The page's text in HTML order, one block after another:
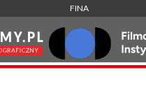
FINA